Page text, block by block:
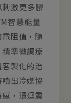
激更多膠
智慧能量
阻值，隨
準微調療
製化的治
出冷媒協
，環迴震